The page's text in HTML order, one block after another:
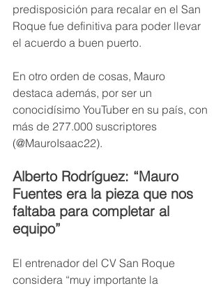
predisposición para recalar en el San
Roque fue definitiva para poder llevar
el acuerdo a buen puerto.
En otro orden de cosas, Mauro
destaca además, por ser un
conocidísimo YouTuber en su país, con
más de 277.000 suscriptores
(@MauroIsaac22).
Alberto Rodríguez: “Mauro
Fuentes era la pieza que nos
faltaba para completar al
equipo”
El entrenador del CV San Roque
considera “muy importante la